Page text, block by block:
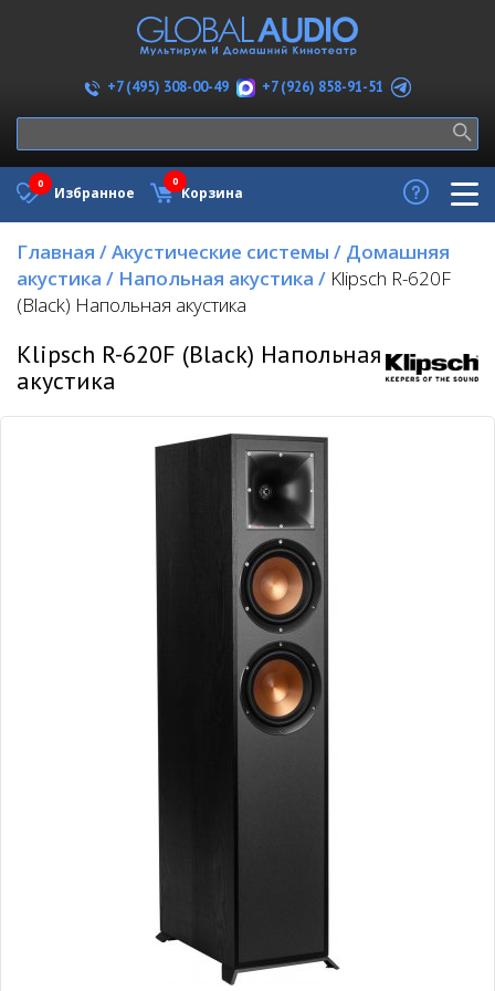
+7 (495) 308-00-49 +7 (926) 858-91-51
Избранное
0
Корзина
0
Главная /Акустические системы / Домашняя
акустика / Напольная акустика / Klipsch R-620F
(Black) Напольная акустика
Klipsch R-620F (Black) Напольная
акустика